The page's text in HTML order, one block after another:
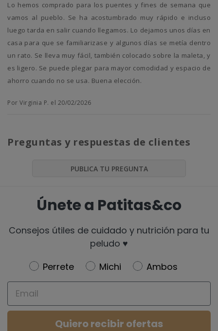
Lo hemos comprado para los puentes y fines de semana que
vamos al pueblo. Se ha acostumbrado muy rápido e incluso
luego tarda en salir cuando llegamos. Lo dejamos unos días en
casa para que se familiarizase y algunos días se metía dentro
un rato. Se lleva muy fácil, también colocado sobre la maleta, y
es ligero. Se puede plegar para mayor comodidad y espacio de
ahorro cuando no se usa. Buena elección.
Por Virginia P. el 20/02/2026
Preguntas y respuestas de clientes
PUBLICA TU PREGUNTA
Únete a Patitas&co
Consejos útiles de cuidado y nutrición para tu
peludo ♥️
Newsletter
Perrete Michi
Ambos
Email
Quiero recibir ofertas